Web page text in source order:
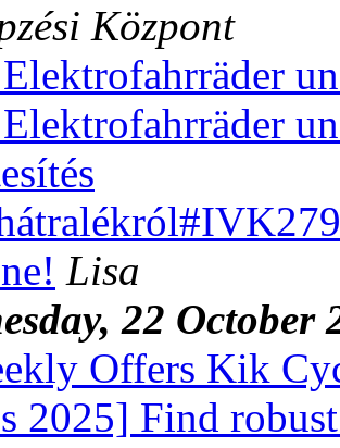
Központ
Lisa
22 October
Offers Kik
2025] Find